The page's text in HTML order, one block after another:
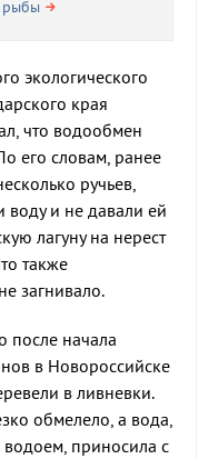
рыбы
экологического
края
что водообмен
его словам, ранее
ручьев,
воду и не давали ей
лагуну на нерест
также
загнивало.
после начала
в Новороссийске
в ливневки.
обмелело, а вода,
водоем, приносила с